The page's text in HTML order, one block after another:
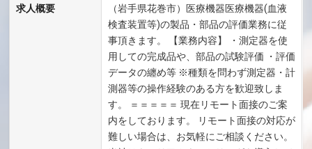
求人概要
（岩手県花巻市）医療機器医療機器(血液
検査装置等)の製品・部品の評価業務に従
事頂きます。 【業務内容】 ・測定器を使
用しての完成品や、部品の試験評価 ・評価
データの纏め等 ※種類を問わず測定器・計
測器等の操作経験のある方を歓迎致しま
す。 ＝＝＝＝＝ 現在リモート面接のご案
内をしております。 リモート面接の対応が
難しい場合は、お気軽にご相談ください。